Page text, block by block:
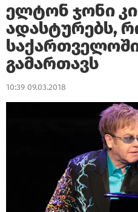
ელტონ ჯონი
ადასტურებს,
გამართავს
10:39 09.03.2018